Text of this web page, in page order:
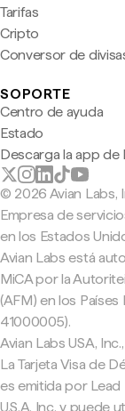
Tarifas
Cripto
Conversor de
SOPORTE
Centro de ayuda
Estado
Descarga la app de
© 2026 Avian Labs,
Empresa de
en los Estados
Avian Labs está
MiCA por la
(AFM) en los
41000005).
Avian Labs USA,
La Tarjeta Visa de
es emitida por Lead
U.S.A. Inc. y puede